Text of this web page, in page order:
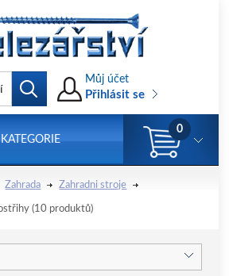
Můj účet
Přihlásit se
0
Zahrada Zahradni stroje
(10 produktů)